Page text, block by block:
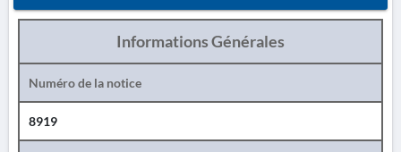
Informations Générales
Numéro de la notice
8919